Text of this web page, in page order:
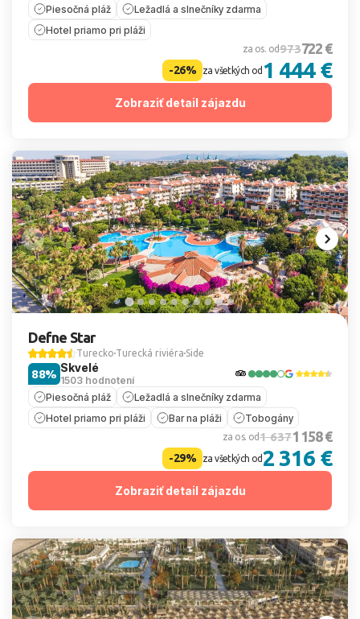
Piesočná pláž
Ležadlá a slnečníky zdarma
Hotel priamo pri pláži
za os. od973722 €
-26% za všetkých od 1 444 €
Zobraziť detail zájazdu
Defne Star
Turecko Turecká riviéra Side
Skvelé
1503 hodnotení
88%
Piesočná pláž
Ležadlá a slnečníky zdarma
Hotel priamo pri pláži
Bar na pláži Tobogány
za os. od1 6371 158 €
-29% za všetkých od2 316 €
Zobraziť detail zájazdu